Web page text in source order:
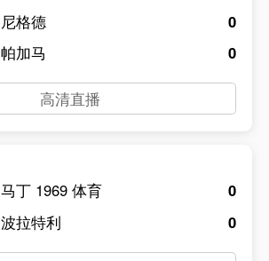
尼格德
帕加马
0
0
高清直播
马丁 1969 体育
波拉特利
0
0